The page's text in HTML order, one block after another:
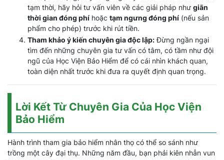
tạm thời, hãy hỏi tư vấn viên về các giải pháp như giãn
thời gian đóng phí hoặc tạm ngưng đóng phí (nếu sản
phẩm cho phép) trước khi rút tiền.
Tham khảo ý kiến chuyên gia độc lập:Đừng ngần ngại
tìm đến những chuyên gia tư vấn có tâm, có tầm như đội
ngũ của Học Viện Bảo Hiểm để có cái nhìn khách quan,
toàn diện nhất trước khi đưa ra quyết định quan trọng.
Lời Kết Từ Chuyên Gia Của Học Viện
Bảo Hiểm
Hành trình tham gia bảo hiểm nhân thọ có thể so sánh như
trồng một cây đại thụ. Những năm đầu, bạn phải kiên nhẫn vun